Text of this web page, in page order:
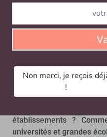
Concepts clés et définitions :
À lire aussi…
Edtechs, le contrat
EDTECHS
établissements ?
universités et grandes
Non merci, je reçois
!